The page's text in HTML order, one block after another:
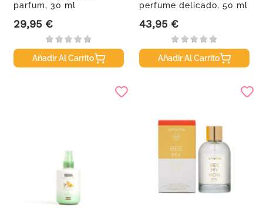
parfum, 30 ml
Precio
29,95 €
Añadir Al Carrito
perfume delicado, 50 ml
Precio
43,95 €
Añadir Al Carrito